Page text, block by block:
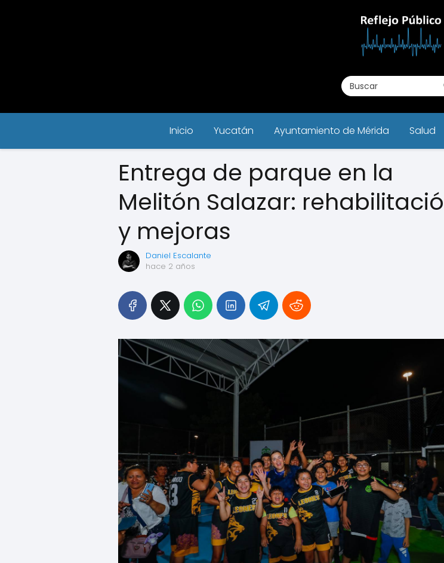
Inicio Yucatán Ayuntamiento de Mérida Salud
Entrega de parque en la
Melitón Salazar:
y mejoras
Daniel Escalante
hace 2 años